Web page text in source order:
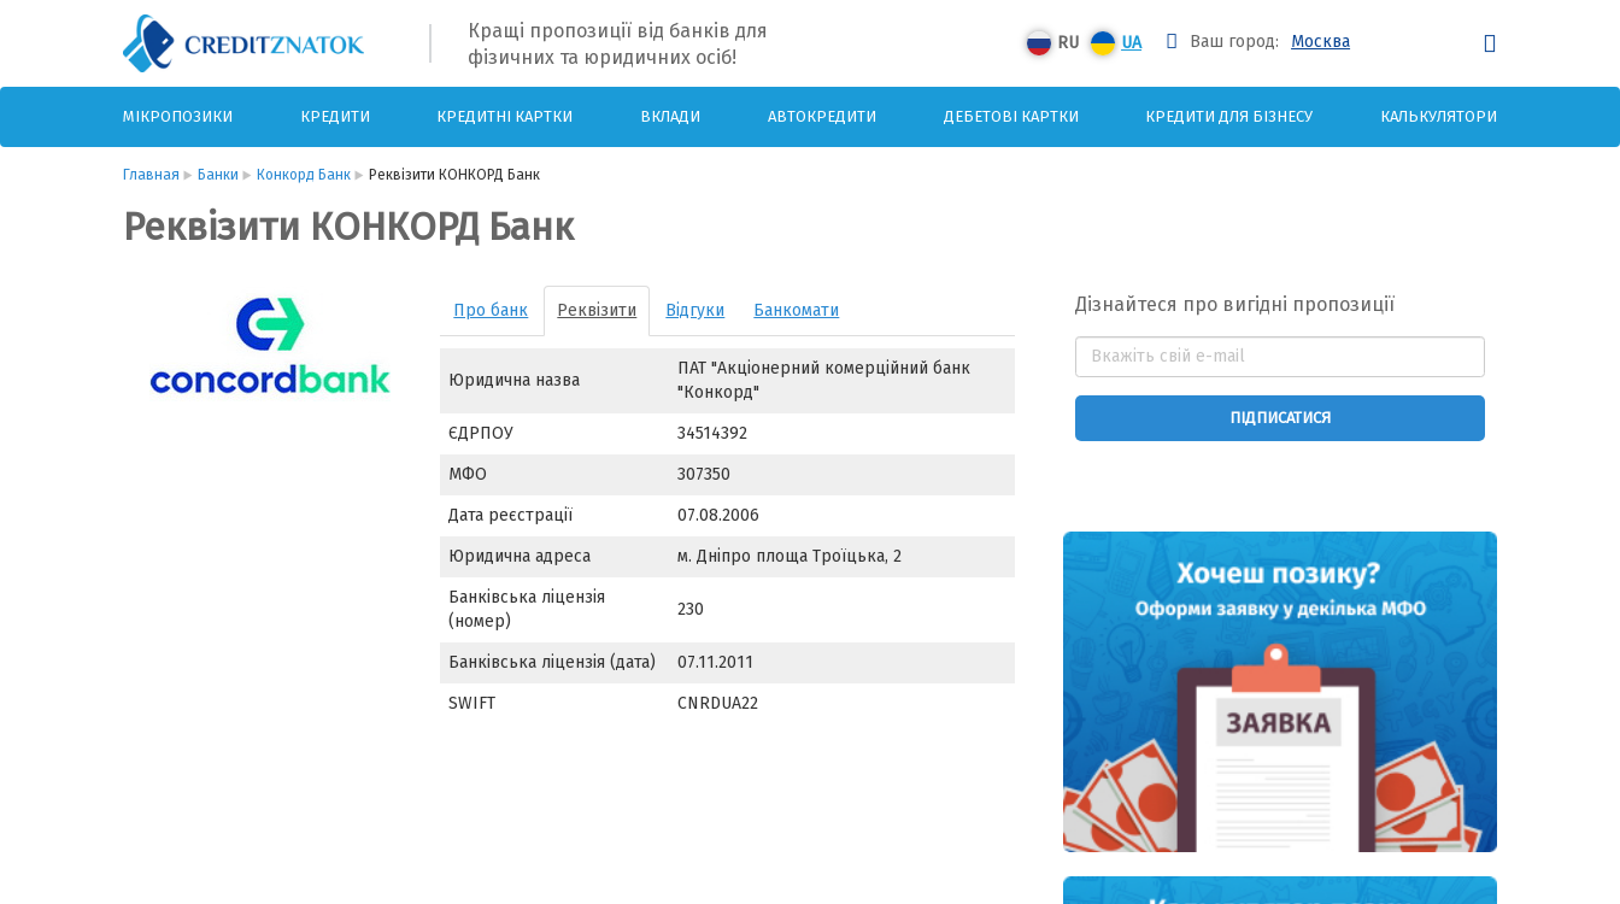
Кращі пропозиції від банків для
фізичних та юридичних осіб!
RU UA Ваш город: Москва
МІКРОПОЗИКИ КРЕДИТИ КРЕДИТНІ КАРТКИ ВКЛАДИ АВТОКРЕДИТИ ДЕБЕТОВІ КАРТКИ КРЕДИТИ ДЛЯ БІЗНЕСУ КАЛЬКУЛЯТОРИ
Главная Банки Конкорд Банк Реквізити КОНКОРД Банк
Реквізити КОНКОРД Банк
Про банк Реквізити Відгуки Банкомати
Юридична назва
ПАТ "Акціонерний комерційний банк
"Конкорд"
ЄДРПОУ
34514392
МФО
307350
Дата реєстрації
07.08.2006
Юридична адреса
м. Дніпро площа Троїцька, 2
Банківська ліцензія
(номер)
230
Банківська ліцензія (дата)
07.11.2011
SWIFT
CNRDUA22
Дізнайтеся про вигідні пропозиції
ПІДПИСАТИСЯ